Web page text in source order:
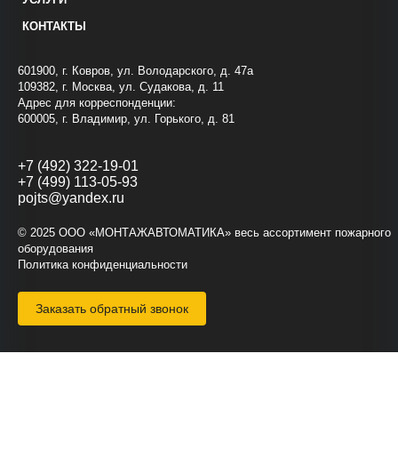
КОНТАКТЫ
601900, г. Ковров, ул. Володарского, д. 47а
109382, г. Москва, ул. Судакова, д. 11
Адрес для корреспонденции:
600005, г. Владимир, ул. Горького, д. 81
+7 (492) 322-19-01
+7 (499) 113-05-93
pojts@yandex.ru
© 2025 ООО «МОНТАЖАВТОМАТИКА» весь ассортимент пожарного
оборудования
Политика конфиденциальности
Заказать обратный звонок